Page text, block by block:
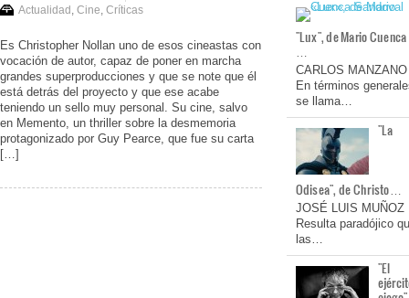
Actualidad, Cine, Críticas
Es Christopher Nollan uno de esos cineastas con
vocación de autor, capaz de poner en marcha
grandes superproducciones y que se note que él
está detrás del proyecto y que ese acabe
teniendo un sello muy personal. Su cine, salvo
en Memento, un thriller sobre la desmemoria
protagonizado por Guy Pearce, que fue su carta
[…]
"Lux", de Mario Cuenca
…
CARLOS MANZANO
En términos
se llama…
"La
Odisea", de Christo…
JOSÉ LUIS MUÑOZ
Resulta paradójico
las…
"El